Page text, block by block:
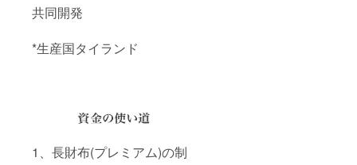
共同開発
*生産国タイランド
1、長財布(プレミアム)の制